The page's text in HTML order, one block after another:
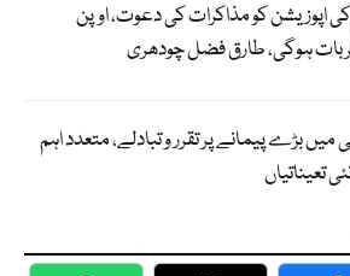
اپوزیشن کو مذاکرات کی دعوت، اوپن
بات ہوگی، طارق فضل چودھری
میں بڑے پیمانے پر تقرر و تبادلے، متعدد اہم
تعیناتیاں